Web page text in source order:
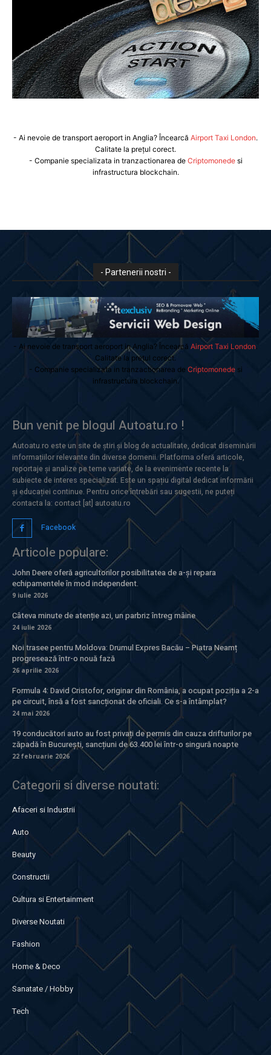
- Ai nevoie de transport aeroport in Anglia? Încearcă Airport Taxi London.
Calitate la prețul corect.
- Companie specializata in tranzactionarea de Criptomonedesi
infrastructura blockchain.
- Partenerii nostri -
- Ai nevoie de transport aeroport in Anglia? Încearcă Airport Taxi London
Calitate la prețul corect.
- Companie specializata in tranzactionarea de Criptomonedesi
infrastructura blockchain.
Bun venit pe blogul Autoatu.ro !
Autoatu.ro este un site de știri și blog de actualitate, dedicat diseminării
informațiilor relevante din diverse domenii. Platforma oferă articole,
reportaje și analize pe teme variate, de la evenimente recente la
subiecte de interes specializat. Este un spațiu digital dedicat informării
și educației continue. Pentru orice întrebări sau sugestii, ne puteți
contacta la: contact [at] autoatu.ro
Facebook
Articole populare:
John Deere oferă agricultorilor posibilitatea de a-și repara
echipamentele în mod independent.
9 iulie 2026
Câteva minute de atenție azi, un parbriz întreg mâine
24 iulie 2026
Noi trasee pentru Moldova: Drumul Expres Bacău – Piatra Neamț
progresează într-o nouă fază
26 aprilie 2026
Formula 4: David Cristofor, originar din România, a ocupat poziția a 2-a
pe circuit, însă a fost sancționat de oficiali. Ce s-a întâmplat?
24 mai 2026
19 conducători auto au fost privați de permis din cauza drifturilor pe
zăpadă în București, sancțiuni de 63.400 lei într-o singură noapte
22 februarie 2026
Categorii si diverse noutati:
Afaceri si Industrii
Auto
Beauty
Constructii
Cultura si Entertainment
Diverse Noutati
Fashion
Home & Deco
Sanatate / Hobby
Tech